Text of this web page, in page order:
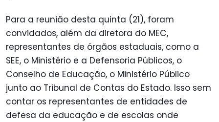
Para a reunião desta quinta (21), foram
convidados, além da diretora do MEC,
representantes de órgãos estaduais, como a
SEE, o Ministério e a Defensoria Públicos, o
Conselho de Educação, o Ministério Público
junto ao Tribunal de Contas do Estado. Isso sem
contar os representantes de entidades de
defesa da educação e de escolas onde